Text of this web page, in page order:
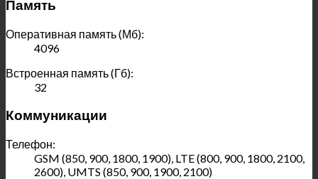
Память
Оперативная память (Мб):
4096
Встроенная память (Гб):
32
Коммуникации
Телефон:
GSM (850, 900, 1800, 1900), LTE (800, 900, 1800, 2100,
2600), UMTS (850, 900, 1900, 2100)